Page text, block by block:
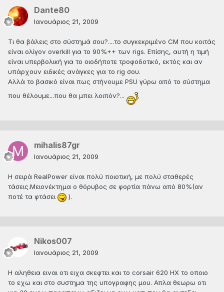
Dante80
Ιανουάριος 21, 2009
Τι θα βάλεις στο σύστημά σου?....το συγκεκριμένο CM που κοιτάς
είναι ολίγον overkill για το 90%++ των rigs. Επίσης, αυτή η τιμή
είναι υπερβολική για το οιοδήποτε τροφοδοτικό, εκτός και αν
υπάρχουν ειδικές ανάγκες για το rig σου.
Αλλά το βασικό είναι πως στήνουμε PSU γύρω από το σύστημα
που θέλουμε...που θα μπει λοιπόν?...
mihalis87gr
Ιανουάριος 21, 2009
H σειρά RealPower είναι πολύ ποιοτική, με πολύ σταθερές
τάσεις.Μειονέκτημα ο θόρυβος σε φορτία πάνω από 80%(αν
ποτέ τα φτάσει
).
Nikos007
Ιανουάριος 21, 2009
Η αληθεια ειναι οτι ειχα σκεφτει και το corsair 620 HX το οποιο
το εχω και στο συστημα της υπογραφης μου. Απλα θεωρω οτι